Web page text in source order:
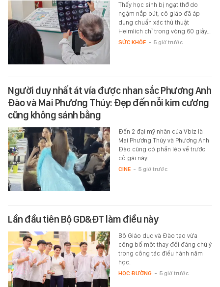
Thấy học sinh bị ngạt thở do
ngậm nắp bút, cô giáo đã áp
dụng chuẩn xác thủ thuật
Heimlich chỉ trong vòng 60 giây…
SỨC KHỎE - 5 giờ trước
Người duy nhất át vía được nhan sắc Phương Anh
Đào và Mai Phương Thúy: Đẹp đến nỗi kim cương
cũng không sánh bằng
Đến 2 đại mỹ nhân của Vbiz là
Mai Phương Thúy và Phương Anh
Đào cũng có phần lép vế trước
cô gái này.
CINE - 5 giờ trước
Lần đầu tiên Bộ GD&ĐT làm điều này
Bộ Giáo dục và Đào tạo vừa
công bố một thay đổi đáng chú ý
trong công tác điều hành năm
học.
HỌC ĐƯỜNG - 5 giờ trước